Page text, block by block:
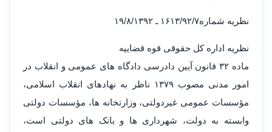
نظریه شماره۱۶۱۳/۹۲/۷ ـ ۱۹/۸/۱۳۹۲
نظریه اداره کل حقوقی قوه قضاییه
ماده ۳۲ قانون آیین دادرسی دادگاه های عمومی و انقلاب در
امور مدنی مصوب ۱۳۷۹ ناظر به نهادهای انقلاب اسلامی،
مؤسسات عمومی غیردولتی، وزارتخانه ها، مؤسسات دولتی
وابسته به دولت، شهرداری ها و بانک های دولتی است،